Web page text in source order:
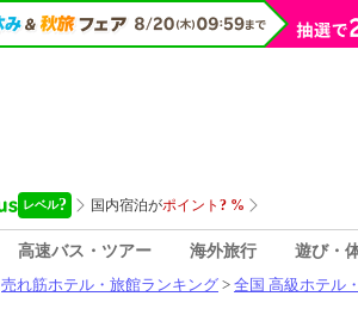
高速バス・ツアー 海外旅行 遊び・
売れ筋ホテル・旅館ランキング > 全国 高級ホテル